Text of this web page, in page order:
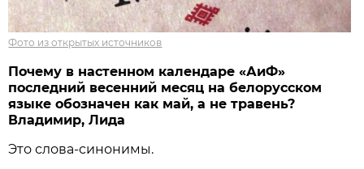
Фото из открытых источников
Почему в настенном календаре «АиФ»
последний весенний месяц на белорусском
языке обозначен как май, а не травень?
Владимир, Лида
Это слова-синонимы.